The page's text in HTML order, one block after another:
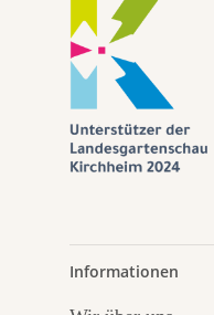
Informationen